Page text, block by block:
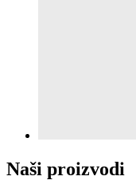
Naši proizvodi